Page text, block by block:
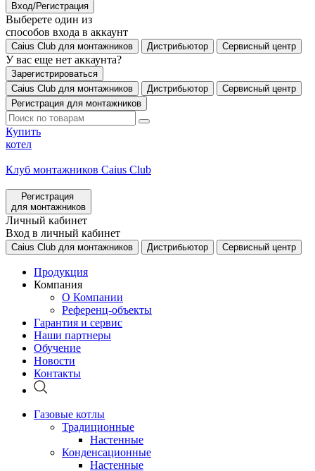
Вход/Регистрация
Выберете один из
способов входа в аккаунт
Caius Club для монтажников Дистрибьютор Сервисный центр
У вас еще нет аккаунта?
Зарегистрироваться
Caius Club для монтажников
Дистрибьютор
Сервисный центр
Регистрация для монтажников
Купить
котел
Клуб монтажников Caius Club
Регистрация
для монтажников
Личный кабинет
Вход в личный кабинет
Caius Club для монтажников Дистрибьютор Сервисный центр
Продукция
Компания
О Компании
Референц-объекты
Гарантия и сервис
Наши партнеры
Обучение
Новости
Контакты
Газовые котлы
Традиционные
Настенные
Конденсационные
Настенные